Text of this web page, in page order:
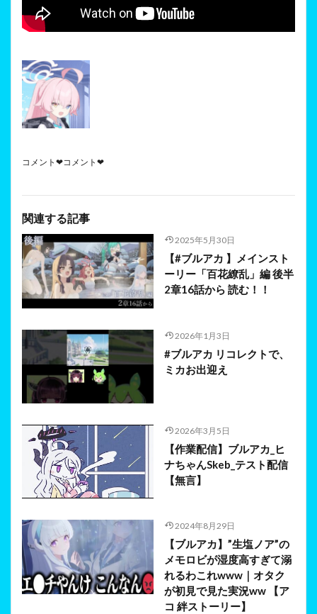
コメント❤コメント❤
関連する記事
2025年5月30日
【#ブルアカ 】メインスト
ーリー「百花繚乱」編 後半
2章16話から 読む！！
2026年1月3日
#ブルアカ リコレクトで、
ミカお出迎え
2026年3月5日
【作業配信】ブルアカ_ヒ
ナちゃんSkeb_テスト配信
【無言】
2024年8月29日
【ブルアカ】”生塩ノア”の
メモロビが湿度高すぎて溺
れるわこれwww｜オタク
が初見で見た実況ww 【ア
コ 絆ストーリー】